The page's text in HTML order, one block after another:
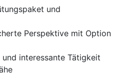
und
Perspektive mit Option
interessante Tätigkeit